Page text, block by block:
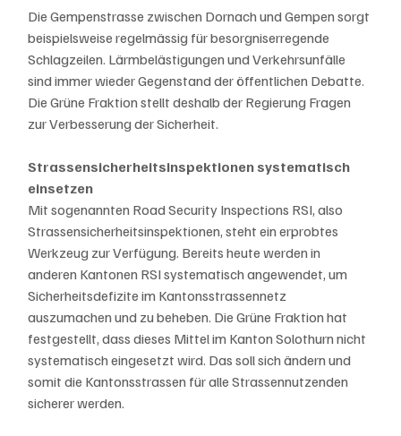
Die Gempenstrasse zwischen Dornach und Gempen sorgt
beispielsweise regelmässig für besorgniserregende
Schlagzeilen. Lärmbelästigungen und Verkehrsunfälle
sind immer wieder Gegenstand der öffentlichen Debatte.
Die Grüne Fraktion stellt deshalb der Regierung Fragen
zur Verbesserung der Sicherheit.
Strassensicherheitsinspektionen systematisch
einsetzen
Mit sogenannten Road Security Inspections RSI, also
Strassensicherheitsinspektionen, steht ein erprobtes
Werkzeug zur Verfügung. Bereits heute werden in
anderen Kantonen RSI systematisch angewendet, um
Sicherheitsdefizite im Kantonsstrassennetz
auszumachen und zu beheben. Die Grüne Fraktion hat
festgestellt, dass dieses Mittel im Kanton Solothurn nicht
systematisch eingesetzt wird. Das soll sich ändern und
somit die Kantonsstrassen für alle Strassennutzenden
sicherer werden.